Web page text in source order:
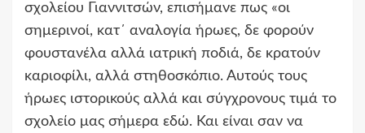
σχολείου Γιαννιτσών, επισήμανε πως «οι
σημερινοί, κατ΄ αναλογία ήρωες, δε φορούν
φουστανέλα αλλά ιατρική ποδιά, δε κρατούν
καριοφίλι, αλλά στηθοσκόπιο. Αυτούς τους
ήρωες ιστορικούς αλλά και σύγχρονους τιμά το
σχολείο μας σήμερα εδώ. Και είναι σαν να